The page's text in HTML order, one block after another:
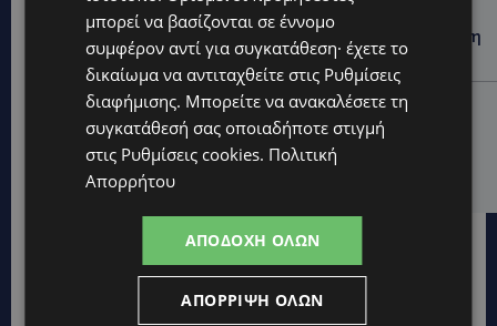
UPDATES
ΣΤΟ «ΚΟΚΚΙΝΟ» Η ΖΕΣΤΗ: Νέα κίτρινη προειδοποίηση
και 40άρια στο εσωτερικό
UPDATES
ΛΕΜΕΣΟΣ: Μάχη για τη ζωή του δίνει 18χρονος –
Βρέθηκε βαριά τραυματισμένος δίπλα από το
ηλεκτρικό του ποδήλατο
μπορεί να βασίζονται σε έννομο
συμφέρον αντί για συγκατάθεση· έχετε το
δικαίωμα να αντιταχθείτε στις Ρυθμίσεις
διαφήμισης. Μπορείτε να ανακαλέσετε τη
συγκατάθεσή σας οποιαδήποτε στιγμή
στις Ρυθμίσεις cookies. Πολιτική
Απορρήτου
ΑΠΟΔΟΧΉ ΌΛΩΝ
ΑΠΌΡΡΙΨΗ ΌΛΩΝ